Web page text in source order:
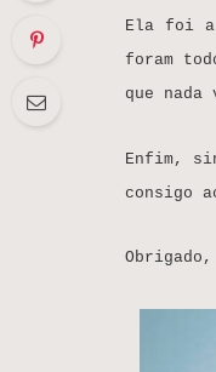
Ela foi a
foram
que
Enfim,
consigo